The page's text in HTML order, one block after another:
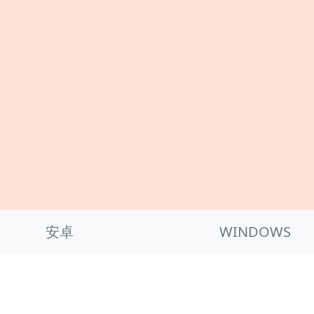
安卓 WINDOWS